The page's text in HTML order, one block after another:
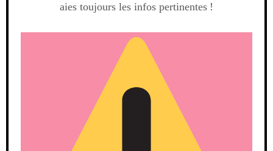
aies toujours les infos pertinentes !